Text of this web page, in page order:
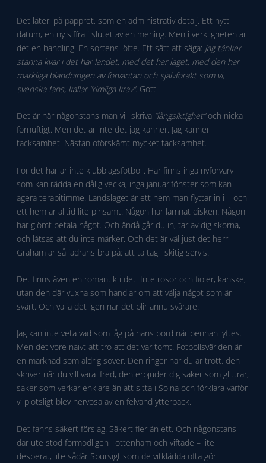
Det låter, på pappret, som en administrativ detalj. Ett nytt
datum, en ny siffra i slutet av en mening. Men i verkligheten är
det en handling. En sortens löfte. Ett sätt att säga: jag tänker
stanna kvar i det här landet, med det här laget, med den här
märkliga blandningen av förväntan och självförakt som vi,
svenska fans, kallar “rimliga krav”. Gott.
Det är här någonstans man vill skriva “långsiktighet”och nicka
förnuftigt. Men det är inte det jag känner. Jag känner
tacksamhet. Nästan oförskämt mycket tacksamhet.
För det här är inte klubblagsfotboll. Här finns inga nyförvärv
som kan rädda en dålig vecka, inga januarifönster som kan
agera terapitimme. Landslaget är ett hem man flyttar in i – och
ett hem är alltid lite pinsamt. Någon har lämnat disken. Någon
har glömt betala något. Och ändå går du in, tar av dig skorna,
och låtsas att du inte märker. Och det är väl just det herr
Graham är så jädrans bra på: att ta tag i skitig servis.
Det finns även en romantik i det. Inte rosor och fioler, kanske,
utan den där vuxna som handlar om att välja något som är
svårt. Och välja det igen när det blir ännu svårare.
Jag kan inte veta vad som låg på hans bord när pennan lyftes.
Men det vore naivt att tro att det var tomt. Fotbollsvärlden är
en marknad som aldrig sover. Den ringer när du är trött, den
skriver när du vill vara ifred, den erbjuder dig saker som glittrar,
saker som verkar enklare än att sitta i Solna och förklara varför
vi plötsligt blev nervösa av en felvänd ytterback.
Det fanns säkert förslag. Säkert fler än ett. Och någonstans
där ute stod förmodligen Tottenham och viftade – lite
desperat, lite sådär Spursigt som de vitklädda ofta gör.